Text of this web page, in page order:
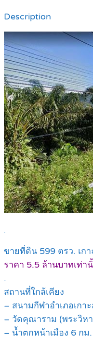
Description
.
ขายที่ดิน 599 ตรว. เก
ราคา 5.5 ล้านบาทเท่า
.
สถานที่ใกล้เคียง
– สนามกีฬาอำเภอเกา
– วัดคุณาราม (พระวิห
– น้ำตกหน้าเมือง 6 กม.